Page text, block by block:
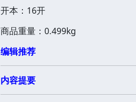
开本：16开
商品重量：0.499kg
编辑推荐
内容提要